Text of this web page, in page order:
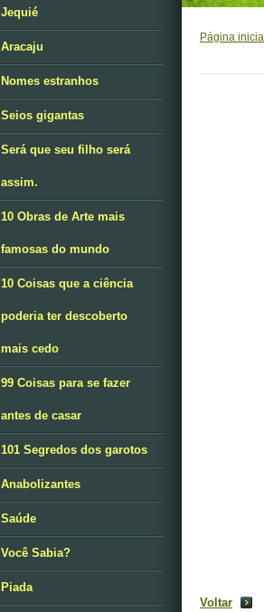
Página inicial
Voltar
Jequié
Aracaju
Nomes estranhos
Seios gigantas
Será que seu filho será
assim.
10 Obras de Arte mais
famosas do mundo
10 Coisas que a ciência
poderia ter descoberto
mais cedo
99 Coisas para se fazer
antes de casar
101 Segredos dos garotos
Anabolizantes
Saúde
Você Sabia?
Piada